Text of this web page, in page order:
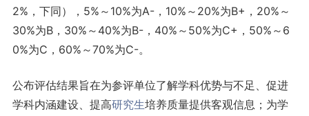
2%，下同），5%～10%为A-，10%～20%为B+，20%～
30%为B，30%～40%为B-，40%～50%为C+，50%～6
0%为C，60%～70%为C-。
公布评估结果旨在为参评单位了解学科优势与不足、促进
学科内涵建设、提高研究生培养质量提供客观信息；为学